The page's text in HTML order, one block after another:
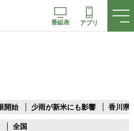
番組表 アプリ
開始 少雨が新米にも影響 香川県
全国